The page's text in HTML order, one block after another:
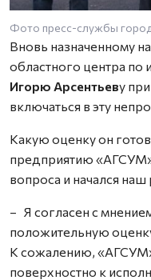
Фото пресс-службы
Вновь назначенному
областного центра по
Игорю Арсентьеву
включаться в эту
Какую оценку он
предприятию
вопроса и начался наш
– Я согласен с
положительную
К сожалению,
поверхностно к